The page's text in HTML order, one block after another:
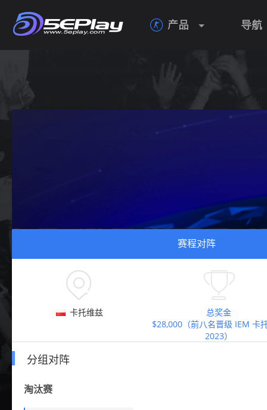
 产品 导航
赛程对阵

卡托维兹

总奖金
$28,000（前八名晋级 IEM 卡
2023）
分组对阵
淘汰赛